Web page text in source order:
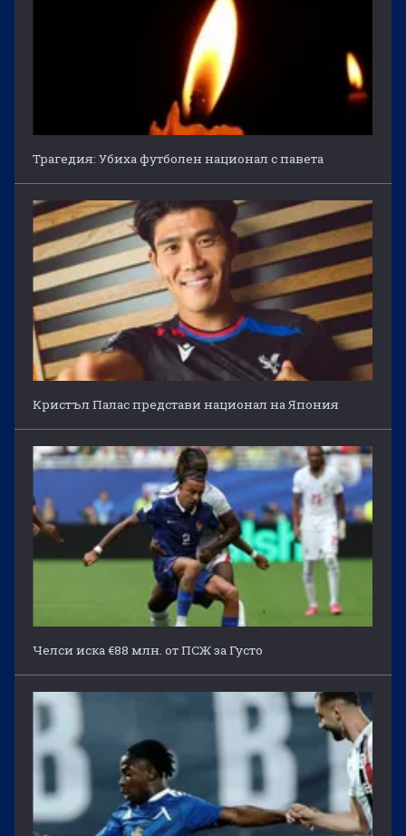
Трагедия: Убиха футболен национал с павета
Кристъл Палас представи национал на Япония
Челси иска €88 млн. от ПСЖ за Густо